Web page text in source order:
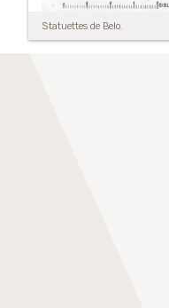
Statuettes de Belo.